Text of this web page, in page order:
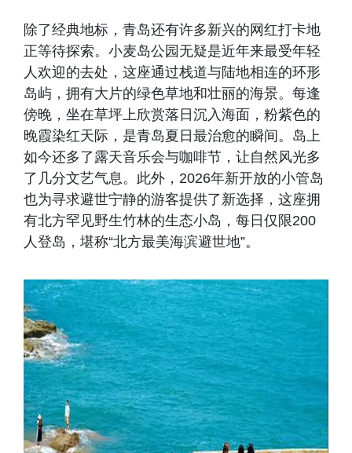
除了经典地标，青岛还有许多新兴的网红打卡地
正等待探索。小麦岛公园无疑是近年来最受年轻
人欢迎的去处，这座通过栈道与陆地相连的环形
岛屿，拥有大片的绿色草地和壮丽的海景。每逢
傍晚，坐在草坪上欣赏落日沉入海面，粉紫色的
晚霞染红天际，是青岛夏日最治愈的瞬间。岛上
如今还多了露天音乐会与咖啡节，让自然风光多
了几分文艺气息。此外，2026年新开放的小管岛
也为寻求避世宁静的游客提供了新选择，这座拥
有北方罕见野生竹林的生态小岛，每日仅限200
人登岛，堪称“北方最美海滨避世地”。